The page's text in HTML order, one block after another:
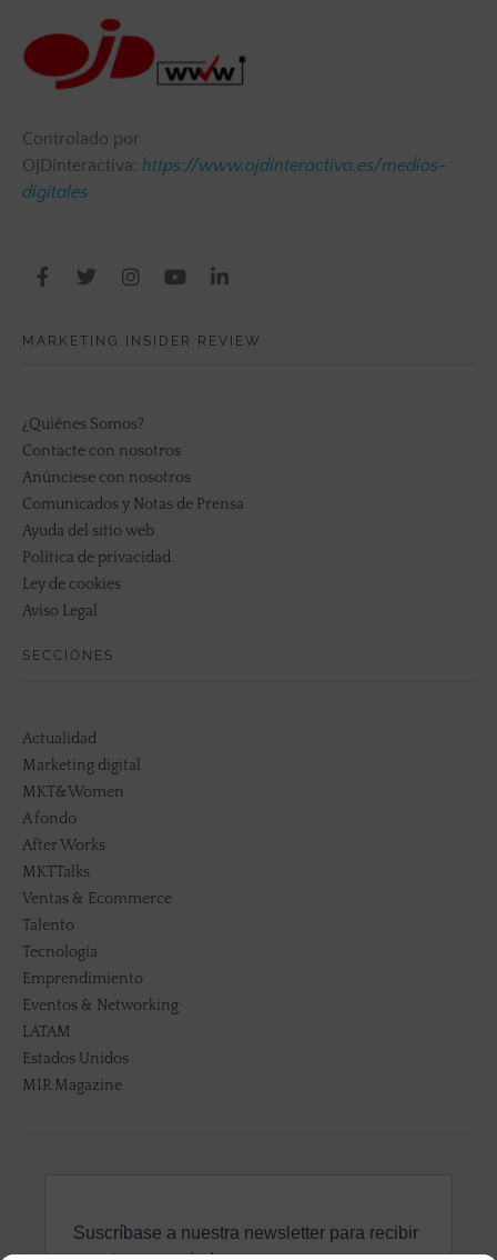
Controlado por
OJDinteractiva: https://www.ojdinteractiva.es/medios-
digitales
MARKETING INSIDER REVIEW
¿Quiénes Somos?
Contacte con nosotros
Anúnciese con nosotros
Comunicados y Notas de Prensa
Ayuda del sitio web
Política de privacidad
Ley de cookies
Aviso Legal
SECCIONES
Actualidad
Marketing digital
MKT&Women
A fondo
After Works
MKTTalks
Ventas & Ecommerce
Talento
Tecnología
Emprendimiento
Eventos & Networking
LATAM
Estados Unidos
MIR Magazine